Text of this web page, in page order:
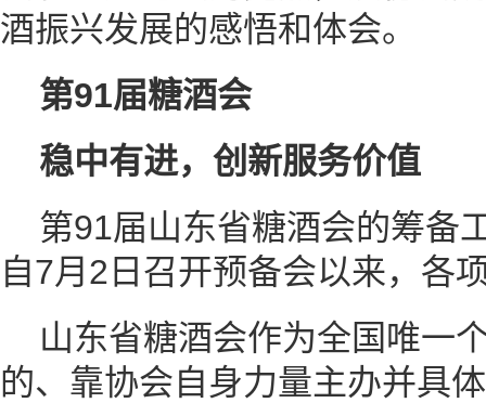
酒振兴发展的感悟和体会。
第91届糖酒会
稳中有进，创新服务价值
第91届山东省糖酒会的筹备
自7月2日召开预备会以来，各
山东省糖酒会作为全国唯一
的、靠协会自身力量主办并具